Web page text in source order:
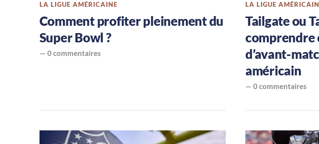
Foot
LA LIGUE AMÉRICAINE
Comment profiter pleinement du
Super Bowl ?
— 0 commentaires
LA LIGUE
Tailgate ou
d’avant-
américain
— 0 commentaires